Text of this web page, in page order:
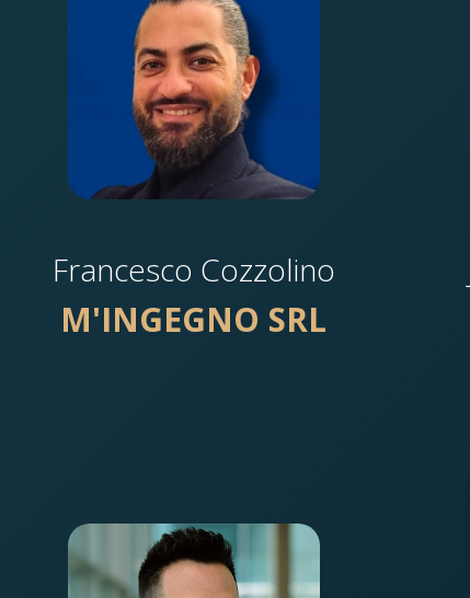
Francesco Cozzolino
M'INGEGNO SRL